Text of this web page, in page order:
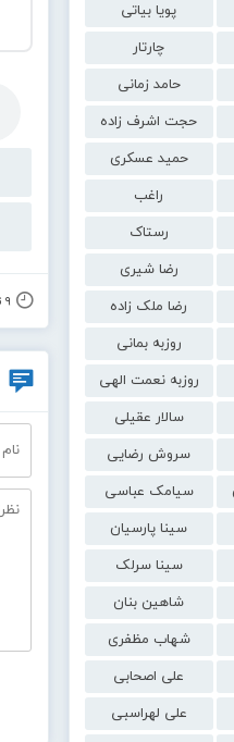
پویا بیاتی
چارتار
حامد زمانی
حجت اشرف زاده
حمید عسکری
راغب
رستاک
رضا شیری
رضا ملک زاده
روزبه بمانی
روزبه نعمت الهی
سالار عقیلی
سروش رضایی
سیامک عباسی
سینا پارسیان
سینا سرلک
شاهین بنان
شهاب مظفری
علی اصحابی
علی لهراسبی
۹ تیر ۱۳۹۹